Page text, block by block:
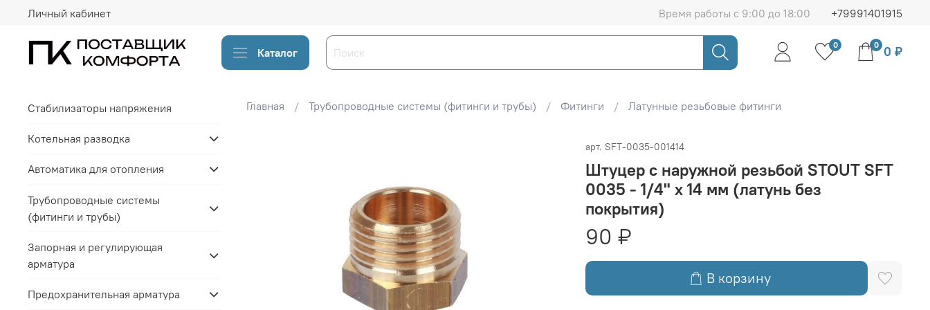
Личный кабинет Время работы с 9:00 до 18:00 +79991401915
Каталог
0 0 0 ₽
Главная Трубопроводные системы (фитинги и трубы) Фитинги Латунные резьбовые фитинги
арт. SFT-0035-001414
Штуцер с наружной резьбой STOUT SFT
0035 - 1/4" x 14 мм (латунь без
покрытия)
90 ₽
В корзину
Стабилизаторы напряжения
Котельная разводка
Автоматика для отопления
Трубопроводные системы
(фитинги и трубы)
Запорная и регулирующая
арматура
Предохранительная арматура